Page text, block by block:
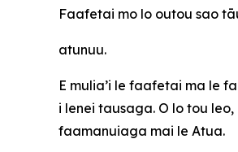
Faafetai mo lo outou sao
atunuu.
E mulia’i le faafetai ma le
i lenei tausaga. O lo tou
faamanuiaga mai le Atua.